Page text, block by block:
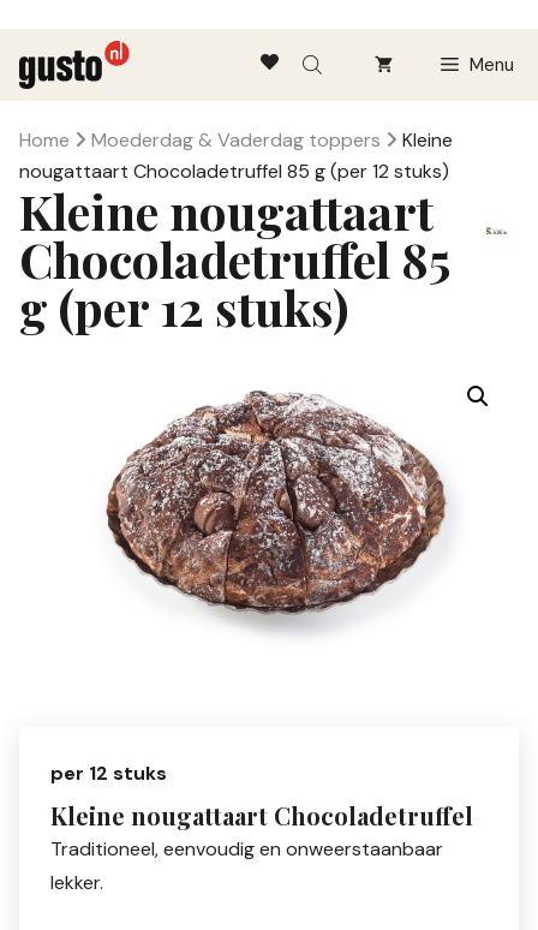
naar
de
inhoud
Menu
Home Moederdag & Vaderdag toppers
Kleine
nougattaart Chocoladetruffel 85 g (per 12 stuks)
Kleine nougattaart
Chocoladetruffel 85
g (per 12 stuks)
per 12 stuks
Kleine nougattaart Chocoladetruffel
Traditioneel, eenvoudig en onweerstaanbaar
lekker.